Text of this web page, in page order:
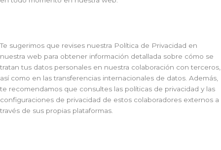
Te sugerimos que revises nuestra Política de Privacidad en
nuestra web para obtener información detallada sobre cómo se
tratan tus datos personales en nuestra colaboración con terceros,
así como en las transferencias internacionales de datos. Además,
te recomendamos que consultes las políticas de privacidad y las
configuraciones de privacidad de estos colaboradores externos a
través de sus propias plataformas.